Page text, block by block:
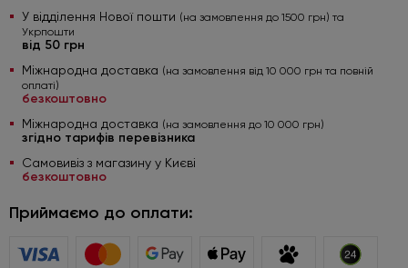
У відділення Нової пошти (на замовлення до 1500 грн) та
Укрпошти
від 50 грн
Міжнародна доставка (на замовлення від 10 000 грн та повній
оплаті)
безкоштовно
Міжнародна доставка (на замовлення до 10 000 грн)
згідно тарифів перевізника
Самовивіз з магазину у Києві
безкоштовно
Приймаємо до оплати: